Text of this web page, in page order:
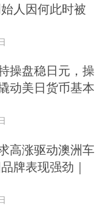
人因何此时被
操盘稳日元，操
动美日货币基本
高涨驱动澳洲车
牌表现强劲｜